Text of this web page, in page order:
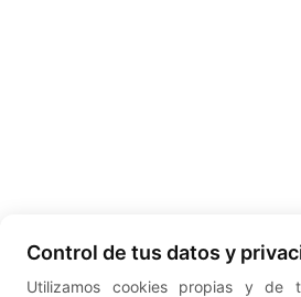
Control de tus datos y
Utilizamos cookies propias y de